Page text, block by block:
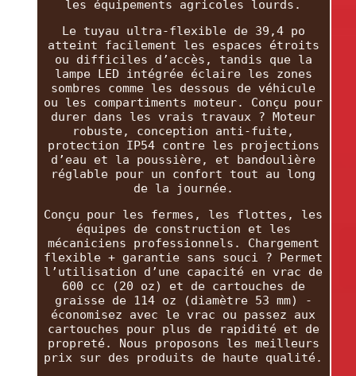
les équipements agricoles lourds.
Le tuyau ultra-flexible de 39,4 po
atteint facilement les espaces étroits
ou difficiles d’accès, tandis que la
lampe LED intégrée éclaire les zones
sombres comme les dessous de véhicule
ou les compartiments moteur. Conçu pour
durer dans les vrais travaux ? Moteur
robuste, conception anti-fuite,
protection IP54 contre les projections
d’eau et la poussière, et bandoulière
réglable pour un confort tout au long
de la journée.
Conçu pour les fermes, les flottes, les
équipes de construction et les
mécaniciens professionnels. Chargement
flexible + garantie sans souci ? Permet
l’utilisation d’une capacité en vrac de
600 cc (20 oz) et de cartouches de
graisse de 114 oz (diamètre 53 mm) -
économisez avec le vrac ou passez aux
cartouches pour plus de rapidité et de
propreté. Nous proposons les meilleurs
prix sur des produits de haute qualité.